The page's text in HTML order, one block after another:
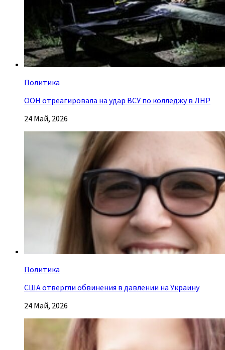
Политика
ООН отреагировала на удар ВСУ по колледжу в ЛНР
24 Май, 2026
Политика
США отвергли обвинения в давлении на Украину
24 Май, 2026